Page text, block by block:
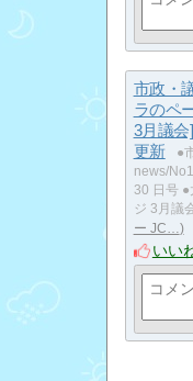
市政・
ラのペ
3月議会
更新
●
news/
30 日号 ●
ジ 3月議
ー JC…
いい